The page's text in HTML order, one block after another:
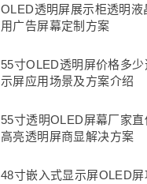
OLED透明屏展示柜透明液
用广告屏幕定制方案
55寸OLED透明屏价格多少
示屏应用场景及方案介绍
55寸透明OLED屏幕厂家直
高亮透明屏商显解决方案
48寸嵌入式显示屏OLED屏